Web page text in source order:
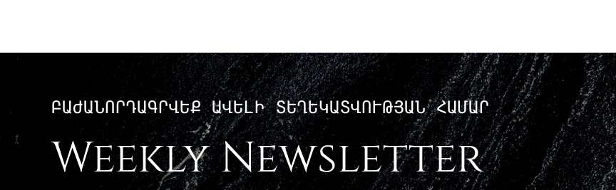
ԲԱԺԱՆՈՐԴԱԳՐՎԵՔ ԱՎԵԼԻ ՏԵՂԵԿԱՏՎՈՒԹՅԱՆ ՀԱՄԱՐ
Weekly Newsletter